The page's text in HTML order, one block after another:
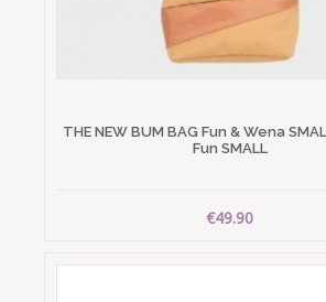
THE NEW BUM BAG Fun & Wena
Fun SMALL
€49.90